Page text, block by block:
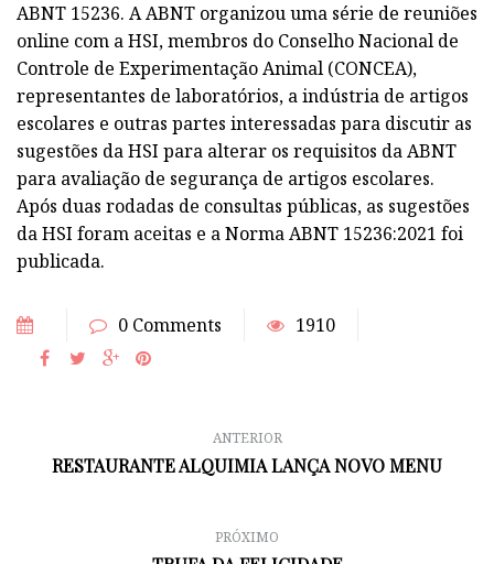
ABNT 15236. A ABNT organizou uma série de reuniões
online com a HSI, membros do Conselho Nacional de
Controle de Experimentação Animal (CONCEA),
representantes de laboratórios, a indústria de artigos
escolares e outras partes interessadas para discutir as
sugestões da HSI para alterar os requisitos da ABNT
para avaliação de segurança de artigos escolares.
Após duas rodadas de consultas públicas, as sugestões
da HSI foram aceitas e a Norma ABNT 15236:2021 foi
publicada.
0 Comments 1910
ANTERIOR
RESTAURANTE ALQUIMIA LANÇA NOVO MENU
PRÓXIMO